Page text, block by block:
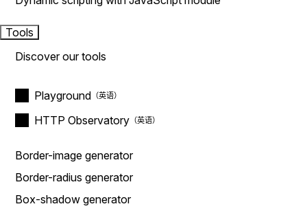
Tools
Discover our tools
Playground
HTTP Observatory
Border-image generator
Border-radius generator
Box-shadow generator